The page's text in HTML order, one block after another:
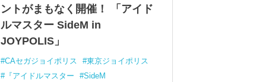
ントがまもなく開催！ 「アイド
ルマスター SideM in
JOYPOLIS」
CAセガジョイポリス
東京ジョイポリス
『アイドルマスター
SideM